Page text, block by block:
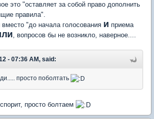
это "оставляет за собой право дополнить
правила".
"до начала голосования и приема
, вопросов бы не возникло, наверное....
- 07:36 AM, said:
просто поболтать
просто болтаем